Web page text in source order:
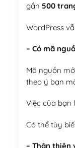
gần 500
WordPress
– Có mã
Mã nguồn
theo ý bạn
Việc của bạn
Có thể tùy
– Thân thiện